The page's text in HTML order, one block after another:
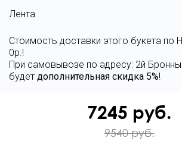
Лента
Стоимость доставки этого букета по
0р.!
При самовывозе по адресу: 2й
будет дополнительная скидка 5%!
7245 руб.
9540 руб.